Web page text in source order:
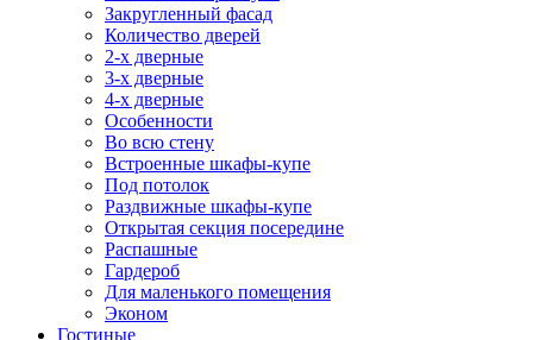
Закругленный фасад
Количество дверей
2-х дверные
3-х дверные
4-х дверные
Особенности
Во всю стену
Встроенные шкафы-купе
Под потолок
Раздвижные шкафы-купе
Открытая секция посередине
Распашные
Гардероб
Для маленького помещения
Эконом
Гостиные